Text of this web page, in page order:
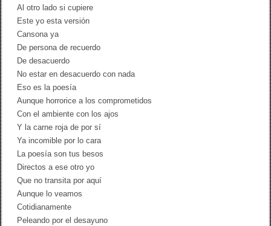
n
e
o
r
z
ó
n
Al otro lado si cupiere
Este yo esta versión
Cansona ya
De persona de recuerdo
De desacuerdo
No estar en desacuerdo con nada
Eso es la poesía
Aunque horrorice a los comprometidos
Con el ambiente con los ajos
Y la carne roja de por sí
Ya incomible por lo cara
La poesía son tus besos
Directos a ese otro yo
Que no transita por aquí
Aunque lo veamos
Cotidianamente
Peleando por el desayuno